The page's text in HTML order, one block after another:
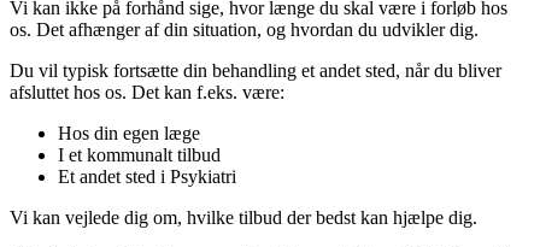
Vi kan ikke på forhånd sige, hvor længe du skal være i forløb hos
os. Det afhænger af din situation, og hvordan du udvikler dig.
Du vil typisk fortsætte din behandling et andet sted, når du bliver
afsluttet hos os. Det kan f.eks. være:
Hos din egen læge
I et kommunalt tilbud
Et andet sted i Psykiatri
Vi kan vejlede dig om, hvilke tilbud der bedst kan hjælpe dig.